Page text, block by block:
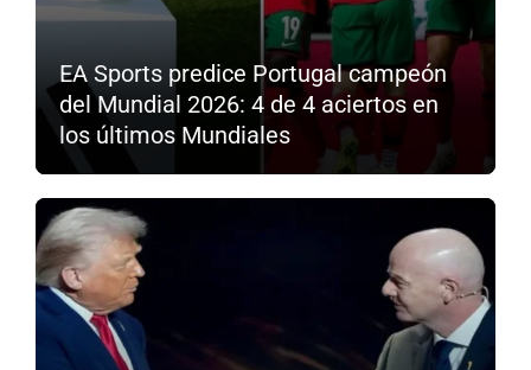
EA Sports predice Portugal campeón
del Mundial 2026: 4 de 4 aciertos en
los últimos Mundiales